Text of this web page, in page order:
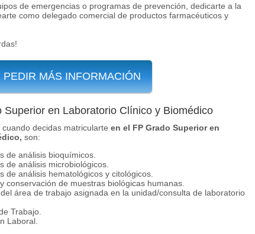
de emergencias o programas de prevención, dedicarte a la
como delegado comercial de productos farmacéuticos y
PEDIR MÁS INFORMACIÓN
Superior en Laboratorio Clínico y Biomédico
decidas matricularte en el FP Grado Superior en
son:
de análisis bioquímicos.
de análisis microbiológicos.
de análisis hematológicos y citológicos.
conservación de muestras biológicas humanas.
área de trabajo asignada en la unidad/consulta de laboratorio
Trabajo.
Laboral.